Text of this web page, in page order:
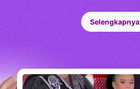
Selengkapnya